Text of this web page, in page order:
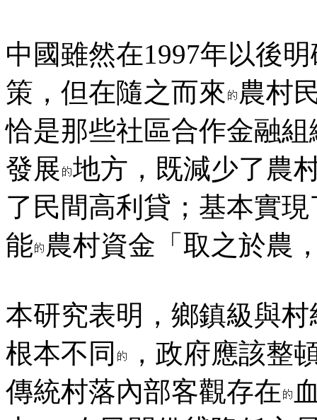
中國雖然在1997年以後
策，但在隨之而來 農村
恰是那些社區合作金融
發展 地方，既減少了農
了民間高利貸；基本實
能 農村資金「取之於農
本研究表明，鄉鎮級與村
根本不同
，政府應該整
傳統村落內部客觀存在